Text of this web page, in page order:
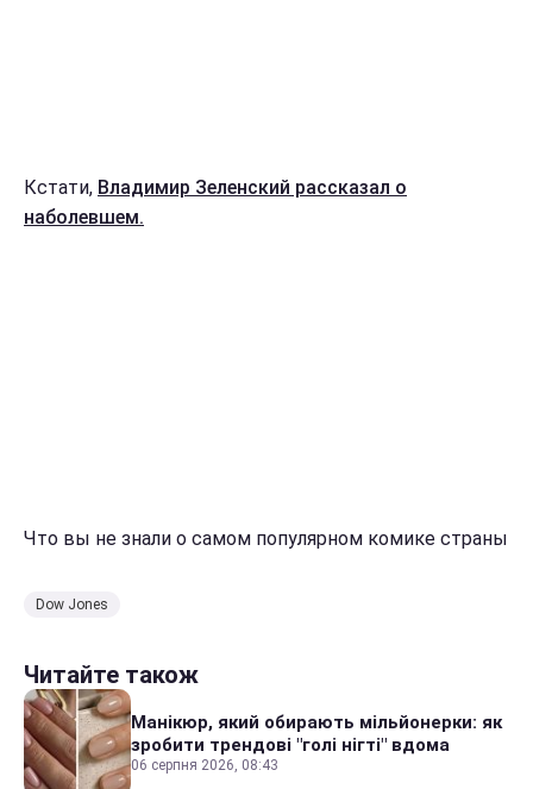
Кстати, Владимир Зеленский рассказал о
наболевшем.
Что вы не знали о самом популярном комике страны
Dow Jones
Читайте також
Манікюр, який обирають мільйонерки: як
зробити трендові "голі нігті" вдома
06 серпня 2026, 08:43